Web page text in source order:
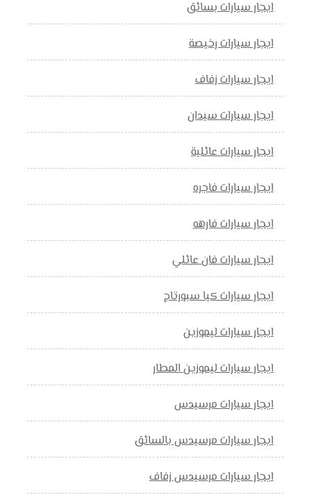
ايجار سيارات بسائق
ايجار سيارات رخيصة
ايجار سيارات زفاف
ايجار سيارات سيدان
ايجار سيارات عائلية
ايجار سيارات فاجره
ايجار سيارات فارهه
ايجار سيارات فان عائلي
ايجار سيارات كيا سبورتاج
ايجار سيارات ليموزين
ايجار سيارات ليموزين المطار
ايجار سيارات مرسيدس
ايجار سيارات مرسيدس بالسائق
ايجار سيارات مرسيدس زفاف